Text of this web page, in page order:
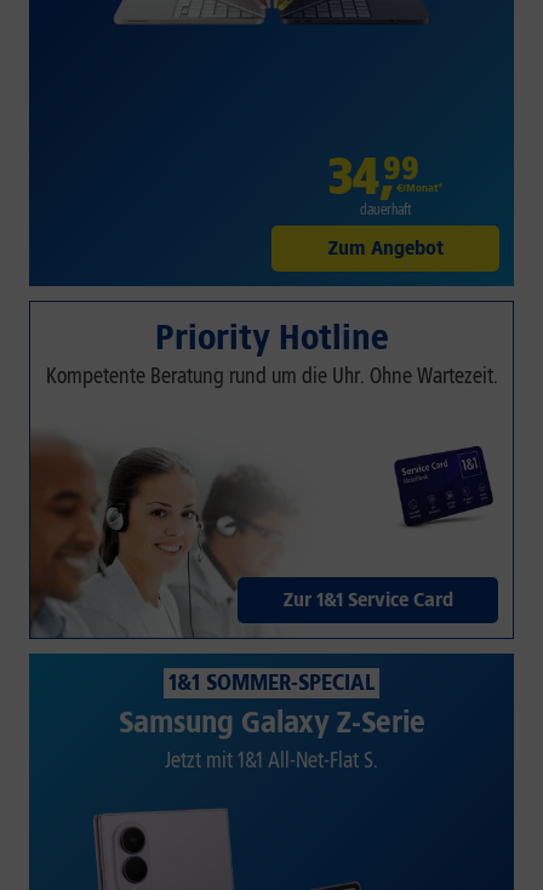
34,99
€/Monat*
dauerhaft
Zum Angebot
Priority Hotline
Kompetente Beratung rund um die Uhr. Ohne Wartezeit.
Zur 1&1 Service Card
1&1 SOMMER-SPECIAL
Samsung Galaxy Z-Serie
Jetzt mit 1&1 All-Net-Flat S.